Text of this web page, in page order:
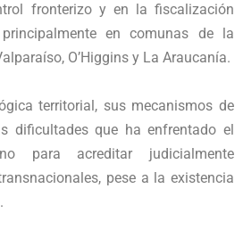
fronterizo y en la fiscalización
en comunas de la
O’Higgins y La Araucanía.
territorial, sus mecanismos de
dificultades que ha enfrentado el
para acreditar judicialmente
pese a la existencia